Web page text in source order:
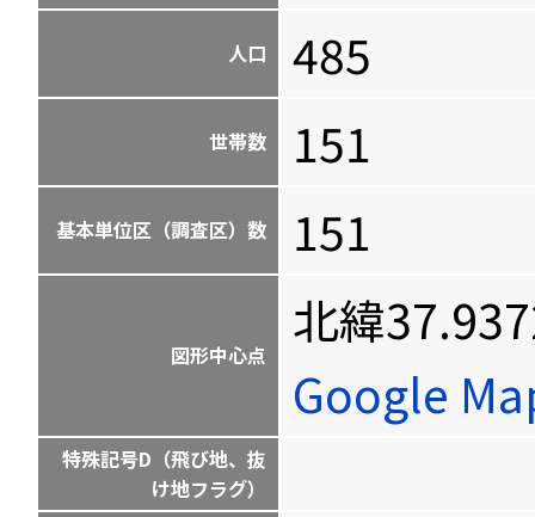
人口 485
世帯数 151
基本単位区（調査区）数 151
図形中心点
北緯
Google
特殊記号D（飛び地、抜
け地フラグ）